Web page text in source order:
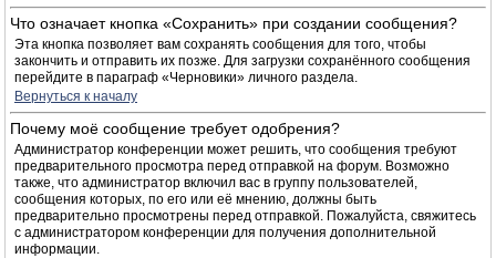
Что означает кнопка «Сохранить» при создании сообщения?
Эта кнопка позволяет вам сохранять сообщения для того, чтобы
закончить и отправить их позже. Для загрузки сохранённого сообщения
перейдите в параграф «Черновики» личного раздела.
Вернуться к началу
Почему моё сообщение требует одобрения?
Администратор конференции может решить, что сообщения требуют
предварительного просмотра перед отправкой на форум. Возможно
также, что администратор включил вас в группу пользователей,
сообщения которых, по его или её мнению, должны быть
предварительно просмотрены перед отправкой. Пожалуйста, свяжитесь
с администратором конференции для получения дополнительной
информации.